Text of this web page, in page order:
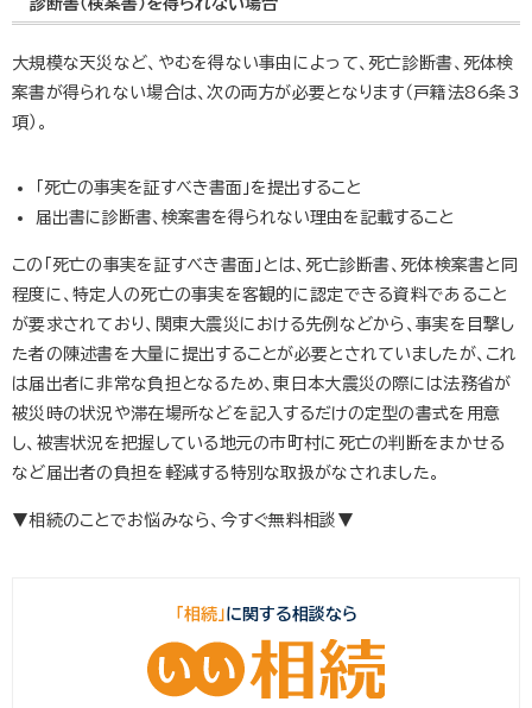
大規模な天災など、やむを得ない事由によって、死亡診断書、死体検
案書が得られない場合は、次の両方が必要となります（戸籍法86条3
項）。
「死亡の事実を証すべき書面」を提出すること
届出書に診断書、検案書を得られない理由を記載すること
この「死亡の事実を証すべき書面」とは、死亡診断書、死体検案書と同
程度に、特定人の死亡の事実を客観的に認定できる資料であること
が要求されており、関東大震災における先例などから、事実を目撃し
た者の陳述書を大量に提出することが必要とされていましたが、これ
は届出者に非常な負担となるため、東日本大震災の際には法務省が
被災時の状況や滞在場所などを記入するだけの定型の書式を用意
し、被害状況を把握している地元の市町村に死亡の判断をまかせる
など届出者の負担を軽減する特別な取扱がなされました。
▼相続のことでお悩みなら、今すぐ無料相談▼
「相続」に関する相談なら